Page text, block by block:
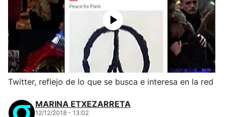
Twitter, reflejo de lo que se busca e interesa en la red
MARINA ETXEZARRETA
12/12/2018 - 13:02